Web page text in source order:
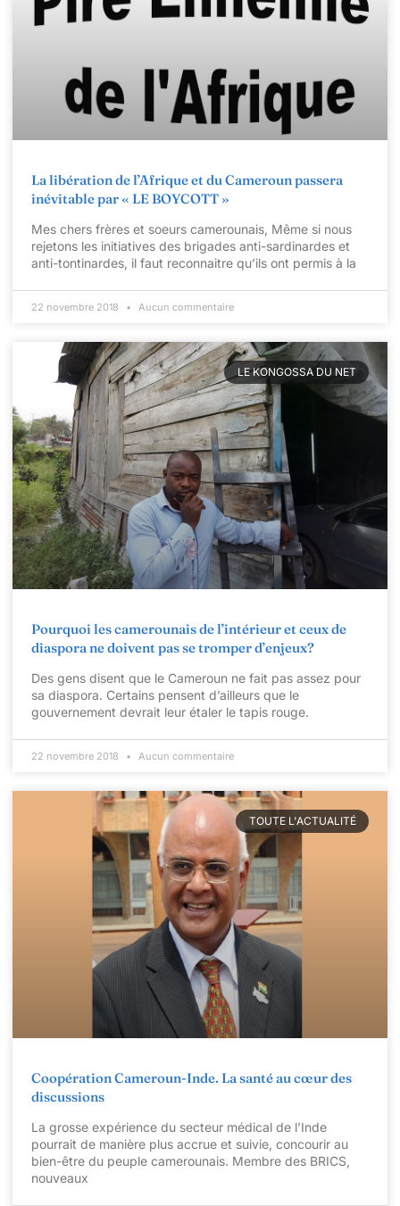
La libération de l’Afrique et du Cameroun passera
inévitable par « LE BOYCOTT »
Mes chers frères et soeurs camerounais, Même si nous
rejetons les initiatives des brigades anti-sardinardes et
anti-tontinardes, il faut reconnaitre qu’ils ont permis à la
22 novembre 2018 Aucun commentaire
LE KONGOSSA DU NET
Pourquoi les camerounais de l’intérieur et ceux de
diaspora ne doivent pas se tromper d’enjeux?
Des gens disent que le Cameroun ne fait pas assez pour
sa diaspora. Certains pensent d’ailleurs que le
gouvernement devrait leur étaler le tapis rouge.
22 novembre 2018 Aucun commentaire
TOUTE L'ACTUALITÉ
Coopération Cameroun-Inde. La santé au cœur des
discussions
La grosse expérience du secteur médical de l’Inde
pourrait de manière plus accrue et suivie, concourir au
bien-être du peuple camerounais. Membre des BRICS,
nouveaux